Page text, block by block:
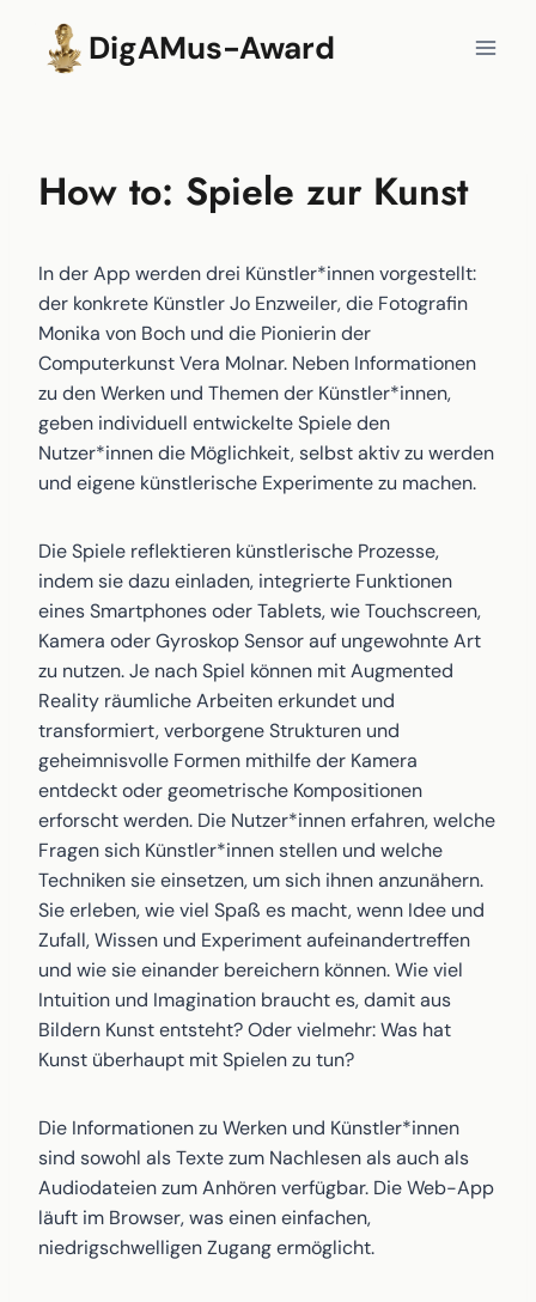
springen
DigAMus-Award
How to: Spiele zur Kunst
In der App werden drei Künstler*innen vorgestellt:
der konkrete Künstler Jo Enzweiler, die Fotografin
Monika von Boch und die Pionierin der
Computerkunst Vera Molnar. Neben Informationen
zu den Werken und Themen der Künstler*innen,
geben individuell entwickelte Spiele den
Nutzer*innen die Möglichkeit, selbst aktiv zu werden
und eigene künstlerische Experimente zu machen.
Die Spiele reflektieren künstlerische Prozesse,
indem sie dazu einladen, integrierte Funktionen
eines Smartphones oder Tablets, wie Touchscreen,
Kamera oder Gyroskop Sensor auf ungewohnte Art
zu nutzen. Je nach Spiel können mit Augmented
Reality räumliche Arbeiten erkundet und
transformiert, verborgene Strukturen und
geheimnisvolle Formen mithilfe der Kamera
entdeckt oder geometrische Kompositionen
erforscht werden. Die Nutzer*innen erfahren, welche
Fragen sich Künstler*innen stellen und welche
Techniken sie einsetzen, um sich ihnen anzunähern.
Sie erleben, wie viel Spaß es macht, wenn Idee und
Zufall, Wissen und Experiment aufeinandertreffen
und wie sie einander bereichern können. Wie viel
Intuition und Imagination braucht es, damit aus
Bildern Kunst entsteht? Oder vielmehr: Was hat
Kunst überhaupt mit Spielen zu tun?
Die Informationen zu Werken und Künstler*innen
sind sowohl als Texte zum Nachlesen als auch als
Audiodateien zum Anhören verfügbar. Die Web-App
läuft im Browser, was einen einfachen,
niedrigschwelligen Zugang ermöglicht.